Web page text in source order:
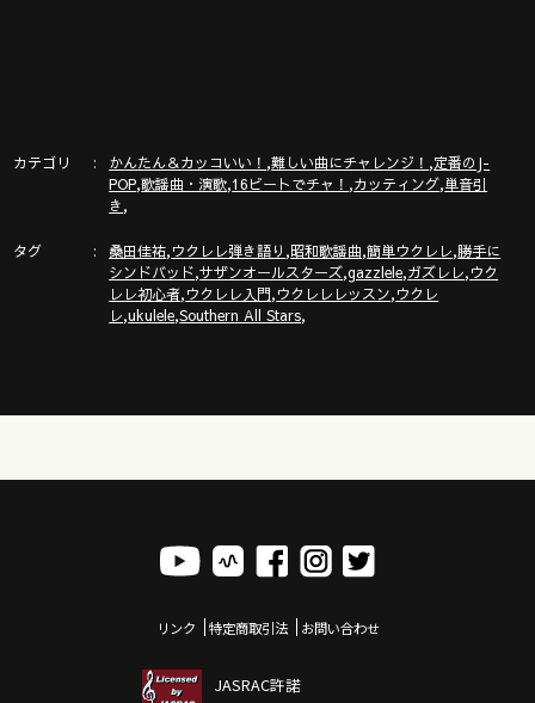
カテゴリ かんたん＆カッコいい！ ,難しい曲にチャレンジ！ ,定番のJ-
POP,歌謡曲・演歌,16ビートでチャ！ ,カッティング,単音引
き,
タグ 桑田佳祐,ウクレレ弾き語り ,昭和歌謡曲,簡単ウクレレ,勝手に
シンドバッド,サザンオールスターズ,gazzlele,ガズレレ,ウク
レレ初心者,ウクレレ入門,ウクレレレッスン,ウクレ
レ,ukulele,Southern All Stars,
リンク 特定商取引法 お問い合わせ
JASRAC許諾